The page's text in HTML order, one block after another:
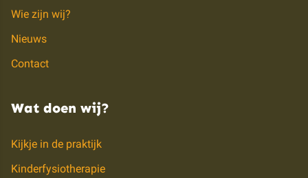
Wie zijn wij?
Nieuws
Contact
Wat doen wij?
Kijkje in de praktijk
Kinderfysiotherapie